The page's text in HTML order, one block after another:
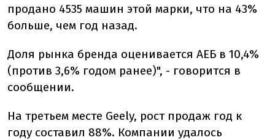
продано 4535 машин этой марки, что на 43%
больше, чем год назад.
Доля рынка бренда оценивается АЕБ в 10,4%
(против 3,6% годом ранее)", - говорится в
сообщении.
На третьем месте Geely, рост продаж год к
году составил 88%. Компании удалось